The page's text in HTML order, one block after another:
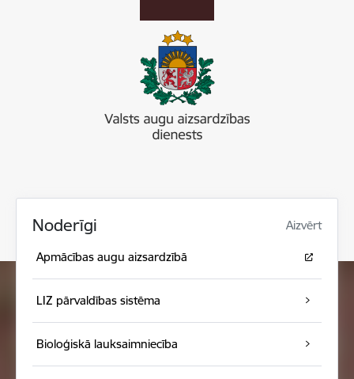
Noderīgi Aizvērt
Apmācības augu aizsardzībā
LIZ pārvaldības sistēma
Bioloģiskā lauksaimniecība